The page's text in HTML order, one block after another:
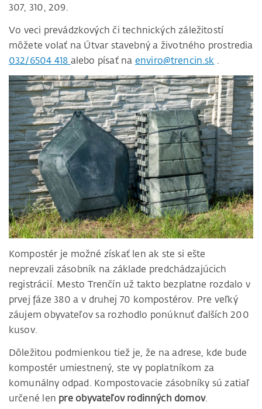
307, 310, 209.
Vo veci prevádzkových či technických záležitostí
môžete volať na Útvar stavebný a životného prostredia
032/6504 418 alebo písať na enviro@trencin.sk
Kompostér je možné získať len ak ste si ešte
neprevzali zásobník na základe predchádzajúcich
registrácií. Mesto Trenčín už takto bezplatne rozdalo v
prvej fáze 380 a v druhej 70 kompostérov. Pre veľký
záujem obyvateľov sa rozhodlo ponúknuť ďalších 200
kusov.
Dôležitou podmienkou tiež je, že na adrese, kde bude
kompostér umiestnený, ste vy poplatníkom za
komunálny odpad. Kompostovacie zásobníky sú zatiaľ
určené len pre obyvateľov rodinných domov.